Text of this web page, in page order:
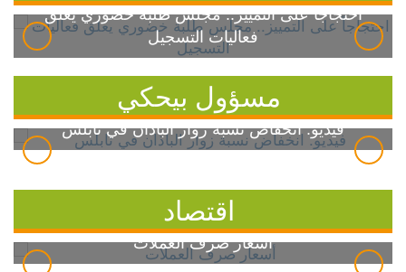
احتجاجاً على التمييز.. مجلس طلبة خضوري يعلق
فعاليات التسجيل
مسؤول بيحكي
فيديو: انخفاض نسبة زوار الباذان في نابلس
اقتصاد
أسعار صرف العملات